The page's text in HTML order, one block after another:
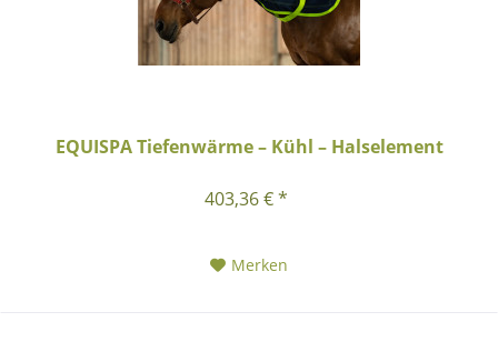
EQUISPA Tiefenwärme – Kühl – Halselement
403,36 € *
Merken